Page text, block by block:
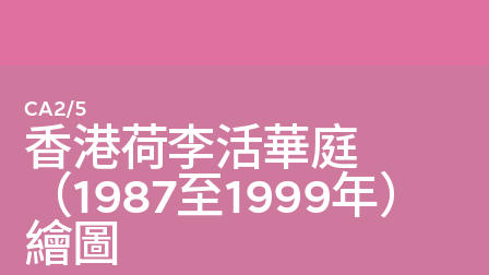
CA2/5
香港荷李活華庭
（1987至1999年）
繪圖